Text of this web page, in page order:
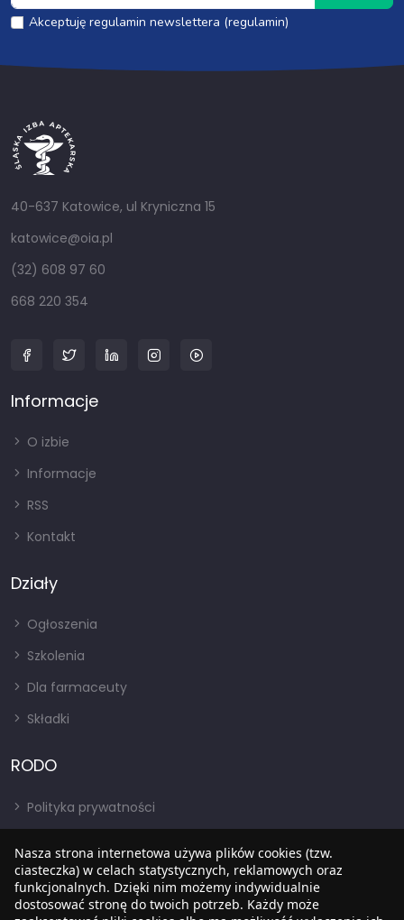
Akceptuję regulamin newslettera (regulamin)
40-637 Katowice, ul Kryniczna 15
katowice@oia.pl
(32) 608 97 60
668 220 354
Informacje
O izbie
Informacje
RSS
Kontakt
Działy
Ogłoszenia
Szkolenia
Dla farmaceuty
Składki
RODO
Polityka prywatności
RODO
BIP
Nasza strona internetowa używa plików cookies (tzw.
ciasteczka) w celach statystycznych, reklamowych oraz
funkcjonalnych. Dzięki nim możemy indywidualnie
dostosować stronę do twoich potrzeb. Każdy może